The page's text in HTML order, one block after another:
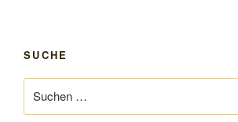
SUCHE
nach: